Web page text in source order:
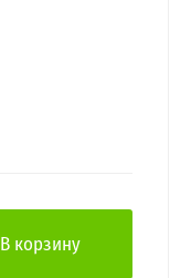
В корзину